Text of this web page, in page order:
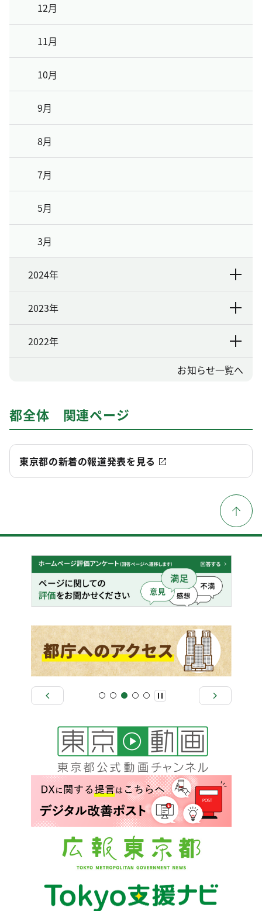
12月
11月
10月
9月
8月
7月
5月
3月
2024年
2023年
2022年
お知らせ一覧へ
都全体 関連ページ
東京都の新着の報道発表を見る